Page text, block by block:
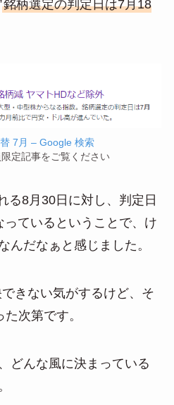
銘柄選定の判定日は7月18
7月 – Google 検索
定記事をご覧ください
る8月30日に対し、判定日
ているということで、け
んだなぁと感じました。
きない気がするけど、そ
次第です。
どんな風に決まっている